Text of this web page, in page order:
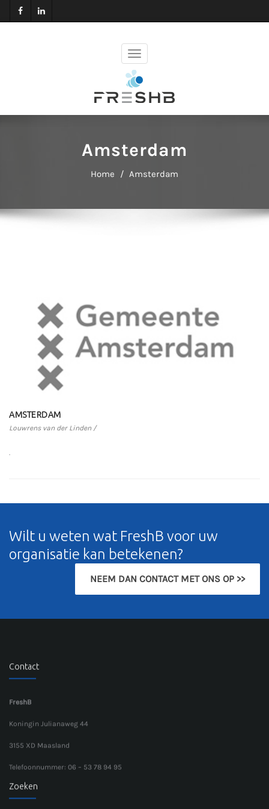
Amsterdam
Home Amsterdam
AMSTERDAM
Louwrens van der Linden /
.
Wilt u weten wat FreshB voor uw
organisatie kan betekenen?
NEEM DAN CONTACT MET ONS OP >>
Contact
FreshB
Koningin Julianaweg 44
3155 XD Maasland
Telefoonnummer: 06 – 53 78 94 95
Zoeken